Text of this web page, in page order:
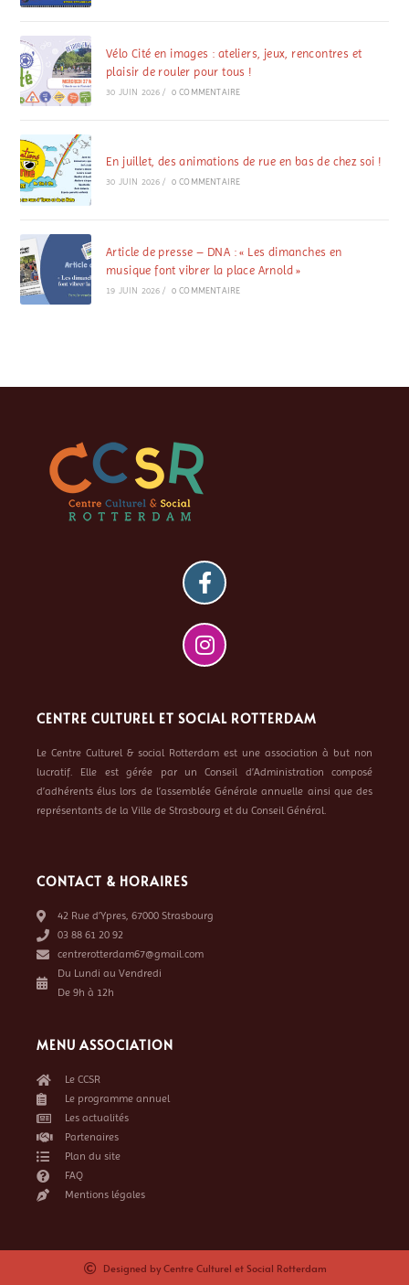
Vélo Cité en images : ateliers, jeux, rencontres et
plaisir de rouler pour tous !
30 JUIN 2026 / 0 COMMENTAIRE
En juillet, des animations de rue en bas de chez soi !
30 JUIN 2026 / 0 COMMENTAIRE
Article de presse – DNA : « Les dimanches en
musique font vibrer la place Arnold »
19 JUIN 2026 / 0 COMMENTAIRE
CENTRE CULTUREL ET SOCIAL ROTTERDAM
Le Centre Culturel & social Rotterdam est une association à but non
lucratif. Elle est gérée par un Conseil d’Administration composé
d’adhérents élus lors de l’assemblée Générale annuelle ainsi que des
représentants de la Ville de Strasbourg et du Conseil Général.
CONTACT & HORAIRES
42 Rue d’Ypres, 67000 Strasbourg
03 88 61 20 92
centrerotterdam67@gmail.com
Du Lundi au Vendredi
De 9h à 12h
MENU ASSOCIATION
Le CCSR
Le programme annuel
Les actualités
Partenaires
Plan du site
FAQ
Mentions légales
Designed by Centre Culturel et Social Rotterdam